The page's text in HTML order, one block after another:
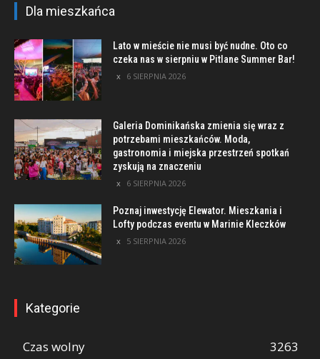
Dla mieszkańca
Lato w mieście nie musi być nudne. Oto co
czeka nas w sierpniu w Pitlane Summer Bar!
6 SIERPNIA 2026
Galeria Dominikańska zmienia się wraz z
potrzebami mieszkańców. Moda,
gastronomia i miejska przestrzeń spotkań
zyskują na znaczeniu
6 SIERPNIA 2026
Poznaj inwestycję Elewator. Mieszkania i
Lofty podczas eventu w Marinie Kleczków
5 SIERPNIA 2026
Kategorie
Czas wolny
3263